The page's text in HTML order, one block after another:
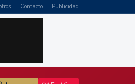
Contacto Publicidad